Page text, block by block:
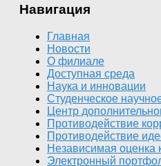
Навигация
Главная
Новости
О филиале
Доступная среда
Наука и инновации
Студенческое
Центр
Противодействие
Противодействие
Независимая оценка
Электронный